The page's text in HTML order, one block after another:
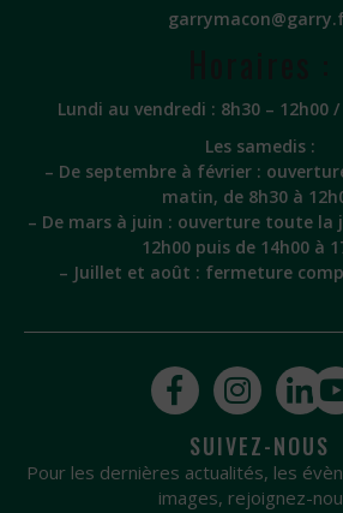
Lundi au vendredi : 8h30 – 12h00
Les samedis :
– De septembre à février :
matin, de 8h30 à
– De mars à juin : ouverture toute la
12h00 puis de 14h00 à
– Juillet et août : fermeture
SUIVEZ-NOUS
Pour les dernières actualités, les
images, rejoignez-